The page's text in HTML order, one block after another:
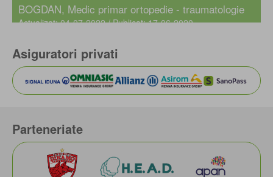
BOGDAN, Medic primar ortopedie - traumatologie
Actualizat: 04-07-2022 / Publicat: 17-06-2020
Asiguratori privati
Parteneriate